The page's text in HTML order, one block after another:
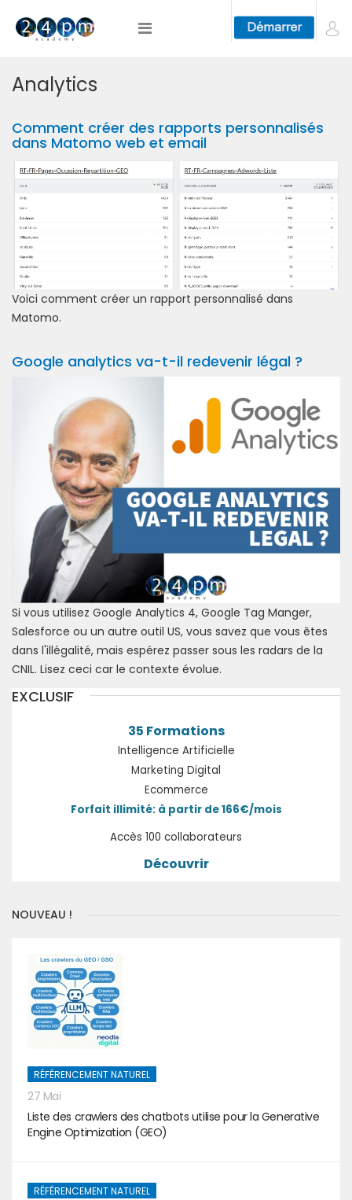
Analytics
Comment créer des rapports personnalisés
dans Matomo web et email
Voici comment créer un rapport personnalisé dans
Matomo.
Google analytics va-t-il redevenir légal ?
Si vous utilisez Google Analytics 4, Google Tag Manger,
Salesforce ou un autre outil US, vous savez que vous êtes
dans l'illégalité, mais espérez passer sous les radars de la
CNIL. Lisez ceci car le contexte évolue.
EXCLUSIF
35 Formations
Intelligence Artificielle
Marketing Digital
Ecommerce
Forfait illimité: à partir de 166€/mois
Accès 100 collaborateurs
Découvrir
NOUVEAU !
RÉFÉRENCEMENT NATUREL
27 Mai
Liste des crawlers des chatbots utilise pour la Generative
Engine Optimization (GEO)
RÉFÉRENCEMENT NATUREL